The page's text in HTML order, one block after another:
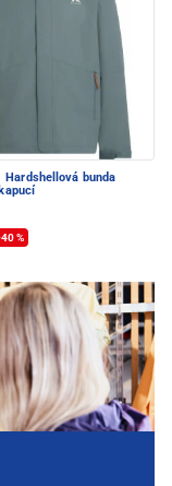
Hardshellová bunda
%